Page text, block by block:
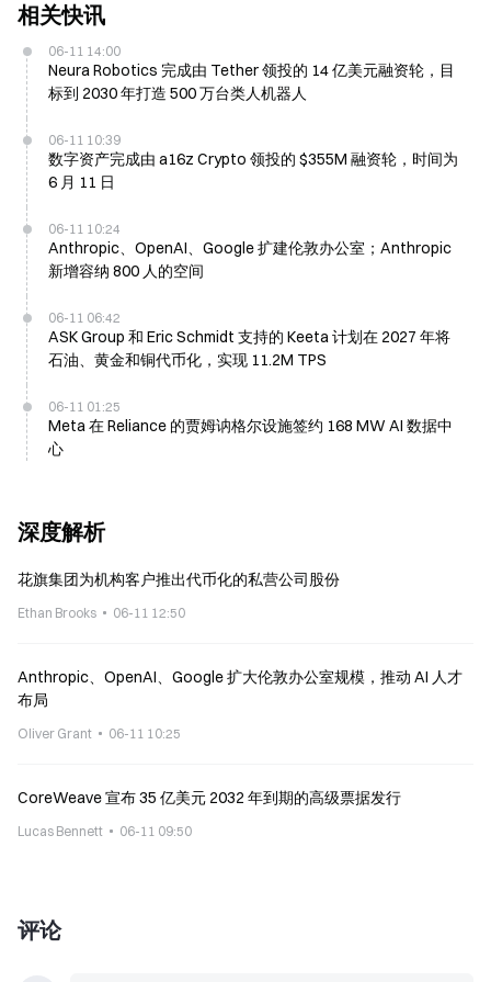
相关快讯
06-11 14:00
Neura Robotics 完成由 Tether 领投的 14 亿美元融资轮，目
标到 2030 年打造 500 万台类人机器人
06-11 10:39
数字资产完成由 a16z Crypto 领投的 $355M 融资轮，时间为
6 月 11 日
06-11 10:24
Anthropic、OpenAI、Google 扩建伦敦办公室；Anthropic
新增容纳 800 人的空间
06-11 06:42
ASK Group 和 Eric Schmidt 支持的 Keeta 计划在 2027 年将
石油、黄金和铜代币化，实现 11.2M TPS
06-11 01:25
Meta 在 Reliance 的贾姆讷格尔设施签约 168 MW AI 数据中
心
深度解析
花旗集团为机构客户推出代币化的私营公司股份
Ethan Brooks 06-11 12:50
Anthropic、OpenAI、Google 扩大伦敦办公室规模，推动 AI 人才
布局
Oliver Grant 06-11 10:25
CoreWeave 宣布 35 亿美元 2032 年到期的高级票据发行
Lucas Bennett 06-11 09:50
评论